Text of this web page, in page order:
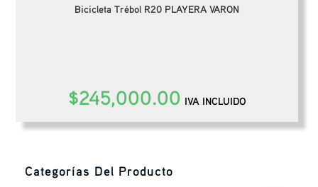
Bicicleta Trébol R20 PLAYERA VARON
$245,000.00 IVA INCLUIDO
Categorías Del Producto